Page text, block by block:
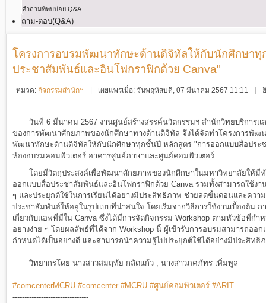
คำถามที่พบบ่อย Q&A
ถาม-ตอบ(Q&A)
โครงการอบรมพัฒนาทักษะด้านดิจิทัลให้กับนักศึกษา
ประชาสัมพันธ์และอินโฟกราฟิกด้วย Canva"
หมวด: กิจกรรมสำนักฯ เผยแพร่เมื่อ: วันพฤหัสบดี, 07 มีนาคม 2567 11:11
วันที่ 6 มีนาคม 2567 งานศูนย์สร้างสรรค์นวัตกรรมฯ สำนักวิทยบริการแล
ของการพัฒนาศักยภาพของนักศึกษาทางด้านดิจิทัล จึงได้จัดทำโครงการพัฒ
พัฒนาทักษะด้านดิจิทัลให้กับนักศึกษาทุกชั้นปี หลักสูตร "การออกแบบสื่อประ
ห้องอบรมคอมพิวเตอร์ อาคารศูนย์ภาษาและศูนย์คอมพิวเตอร์
โดยมีวัตถุประสงค์เพื่อพัฒนาศักยภาพของนักศึกษาในมหาวิทยาลัยให้มีทั
ออกแบบสื่อประชาสัมพันธ์และอินโฟกราฟิกด้วย Canva รวมทั้งสามารถใช้ง
ๆ และประยุกต์ใช้ในการเรียนได้อย่างมีประสิทธิภาพ ช่วยลดขั้นตอนและคว
ประชาสัมพันธ์ให้อยู่ในรูปแบบที่น่าสนใจ โดยเริ่มจากวิธีการใช้งานเบื้องต้น ก
เกี่ยวกับแอพที่มีใน Canva ซึ่งได้มีการจัดกิจกรรม Workshop ตามหัวข้อที่กำ
อย่างง่าย ๆ โดยผลลัพธ์ที่ได้จาก Workshop นี้ ผู้เข้ารับการอบรมสามารถอ
กำหนดได้เป็นอย่างดี และสามารถนำความรู้ไปประยุกต์ใช้ได้อย่างมีประสิทธิ
วิทยากรโดย นางสาวสมฤทัย กลัดแก้ว , นางสาวภคภัทร เพิ่มพูล
#comcenterMCRU #comcenter #MCRU #ศูนย์คอมพิวเตอร์ #ARIT
--------------------------------